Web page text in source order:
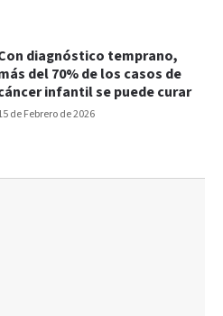
de Febrero de 2026
diagnóstico temprano,
del 70% de los casos de
infantil se puede curar